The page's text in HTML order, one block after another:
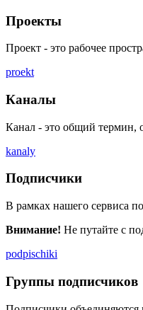
Проекты
Проект - это рабочее
proekt
Каналы
Канал - это общий термин,
kanaly
Подписчики
В рамках нашего сервиса
Внимание! Не путайте с
podpischiki
Группы подписчиков